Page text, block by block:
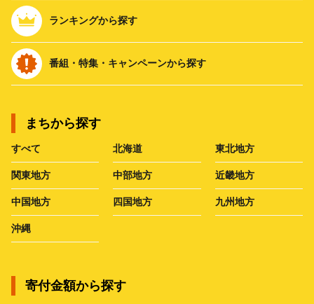
ランキングから探す
番組・特集・キャンペーンから探す
まちから探す
すべて 北海道 東北地方
関東地方 中部地方 近畿地方
中国地方 四国地方 九州地方
沖縄
寄付金額から探す